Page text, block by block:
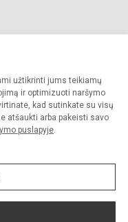
užtikrinti jums teikiamų
ir optimizuoti naršymo
kad sutinkate su visų
atšaukti arba pakeisti savo
puslapyje.
Visos teisės saugomos.
griežtai draudžiama.
valdymas